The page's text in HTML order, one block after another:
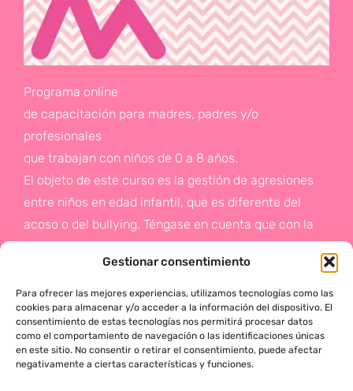
Gestionar consentimiento
Para ofrecer las mejores experiencias, utilizamos tecnologías como las
cookies para almacenar y/o acceder a la información del dispositivo. El
consentimiento de estas tecnologías nos permitirá procesar datos
como el comportamiento de navegación o las identificaciones únicas
en este sitio. No consentir o retirar el consentimiento, puede afectar
negativamente a ciertas características y funciones.
Programa online
de capacitación para madres, padres y/o
profesionales
que trabajan con niños de 0 a 8 años.
El objeto de este curso es la gestión de agresiones
entre niños en edad infantil, que es diferente del
acoso o del bullying. Téngase en cuenta que con la
gestión de agresiones pretendemos sentar las bases
de la prevención a un problema que suele aparecer
en etapas posteriores como es el acoso.
Si deseas más información,
haz click en este enlace: